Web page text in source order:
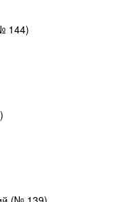
144)